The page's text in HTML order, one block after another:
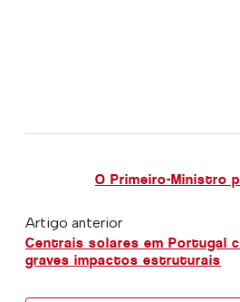
O Primeiro-Ministro
Artigo anterior
Centrais solares em Portugal
graves impactos estruturais